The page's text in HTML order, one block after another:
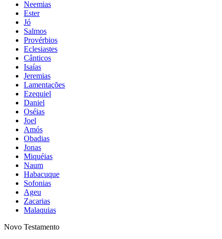
Neemias
Ester
Jó
Salmos
Provérbios
Eclesiastes
Cânticos
Isaías
Jeremias
Lamentações
Ezequiel
Daniel
Oséias
Joel
Amós
Obadias
Jonas
Miquéias
Naum
Habacuque
Sofonias
Ageu
Zacarias
Malaquias
Novo Testamento